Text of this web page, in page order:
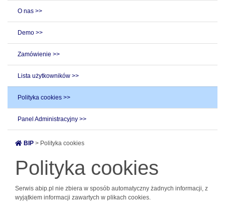
O nas >>
Demo >>
Zamówienie >>
Lista użytkowników >>
Polityka cookies >>
Panel Administracyjny >>
BIP > Polityka cookies
Polityka cookies
Serwis abip.pl nie zbiera w sposób automatyczny żadnych informacji, z
wyjątkiem informacji zawartych w plikach cookies.